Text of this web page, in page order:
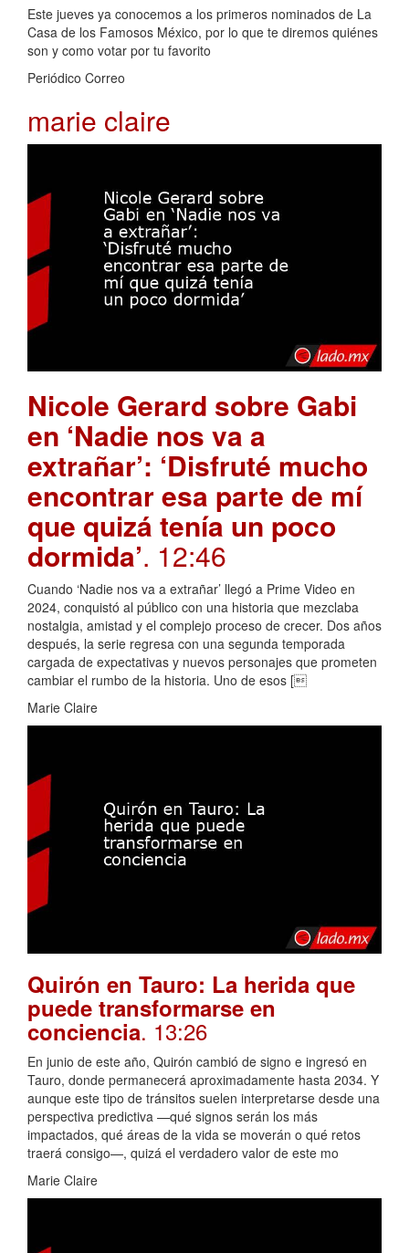
Este jueves ya conocemos a los primeros nominados de La
Casa de los Famosos México, por lo que te diremos quiénes
son y como votar por tu favorito
Periódico Correo
marie claire
Nicole Gerard sobre Gabi
en ‘Nadie nos va a
extrañar’: ‘Disfruté mucho
encontrar esa parte de mí
que quizá tenía un poco
dormida’. 12:46
Cuando ‘Nadie nos va a extrañar’ llegó a Prime Video en
2024, conquistó al público con una historia que mezclaba
nostalgia, amistad y el complejo proceso de crecer. Dos años
después, la serie regresa con una segunda temporada
cargada de expectativas y nuevos personajes que prometen
cambiar el rumbo de la historia. Uno de esos [
Marie Claire
Quirón en Tauro: La herida que
puede transformarse en
conciencia. 13:26
En junio de este año, Quirón cambió de signo e ingresó en
Tauro, donde permanecerá aproximadamente hasta 2034. Y
aunque este tipo de tránsitos suelen interpretarse desde una
perspectiva predictiva —qué signos serán los más
impactados, qué áreas de la vida se moverán o qué retos
traerá consigo—, quizá el verdadero valor de este mo
Marie Claire